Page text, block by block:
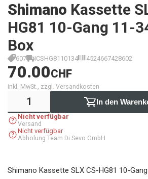
Shimano Kassette
HG81 10-Gang 11-
Box
607 ICSHG8110134 4524667428602
70.00CHF
inkl. MwSt., zzgl. Versandkosten
In den
Nicht verfügbar
Versand
Nicht verfügbar
Abholung Team Di Sevo GmbH
Shimano Kassette SLX CS-HG81 10-